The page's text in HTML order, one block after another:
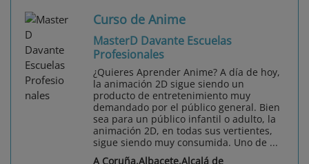
Curso de Anime
MasterD Davante Escuelas
Profesionales
¿Quieres Aprender Anime? A día de hoy,
la animación 2D sigue siendo un
producto de entretenimiento muy
demandado por el público general. Bien
sea para un público infantil o adulto, la
animación 2D, en todas sus vertientes,
sigue siendo muy consumida. Uno de ...
A Coruña,Albacete,Alcalá de